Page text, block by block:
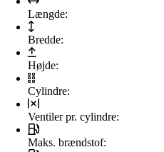
Længde:
Bredde:
Højde:
Cylindre:
Ventiler pr. cylindre:
Maks. brændstof: